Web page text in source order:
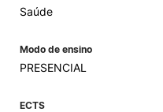
Saúde
Modo de ensino
PRESENCIAL
ECTS